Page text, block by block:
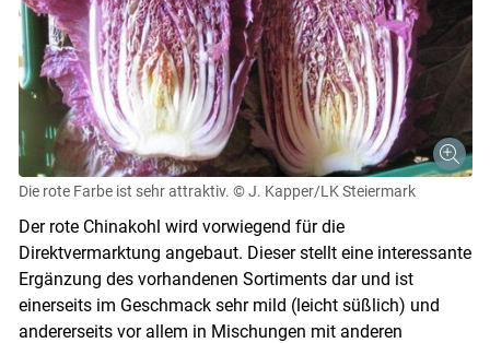
Die rote Farbe ist sehr attraktiv. © J. Kapper/LK Steiermark
Der rote Chinakohl wird vorwiegend für die
Direktvermarktung angebaut. Dieser stellt eine interessante
Ergänzung des vorhandenen Sortiments dar und ist
einerseits im Geschmack sehr mild (leicht süßlich) und
andererseits vor allem in Mischungen mit anderen